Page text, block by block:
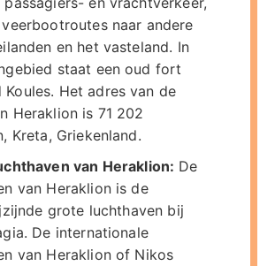
naar andere
en het vasteland. In
staat een oud fort
Koules. Het adres van de
Heraklion is 71 202
Kreta, Griekenland.
van Heraklion: De
van Heraklion is de
grote luchthaven bij
De internationale
van Heraklion of Nikos